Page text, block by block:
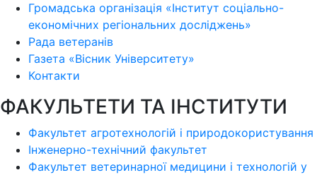
Громадська організація «Інститут соціально-
економічних регіональних досліджень»
Рада ветеранів
Газета «Вісник Університету»
Контакти
ФАКУЛЬТЕТИ ТА ІНСТИТУТИ
Факультет агротехнологій і природокористування
Інженерно-технічний факультет
Факультет ветеринарної медицини і технологій у